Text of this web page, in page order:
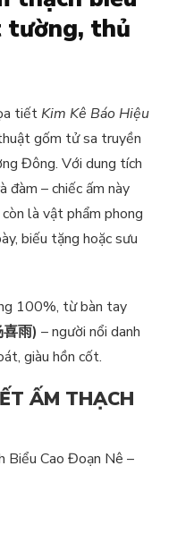
tường, thủ
tiếtKim Kê Báo Hiệu
gốm tử sa truyền
Đông. Với dung tích
– chiếc ấm này
là vật phẩm phong
biếu tặng hoặc sưu
100%, từ bàn tay
雨) – người nổi danh
giàu hồn cốt.
ẤM THẠCH
Biểu Cao Đoạn Nê –